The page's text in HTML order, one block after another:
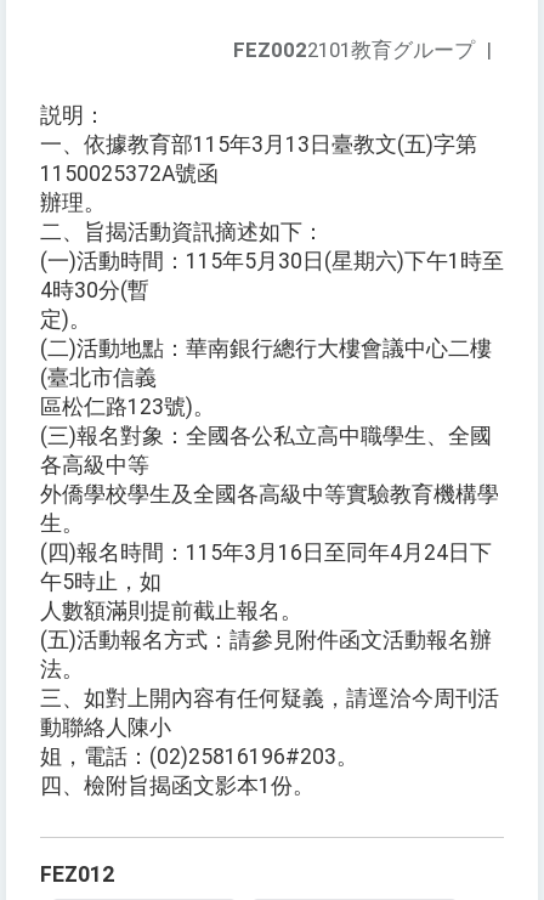
FEZ0022101教育グループ |
説明：
一、依據教育部115年3月13日臺教文(五)字第
1150025372A號函
辦理。
二、旨揭活動資訊摘述如下：
(一)活動時間：115年5月30日(星期六)下午1時至
4時30分(暫
定)。
(二)活動地點：華南銀行總行大樓會議中心二樓
(臺北市信義
區松仁路123號)。
(三)報名對象：全國各公私立高中職學生、全國
各高級中等
外僑學校學生及全國各高級中等實驗教育機構學
生。
(四)報名時間：115年3月16日至同年4月24日下
午5時止，如
人數額滿則提前截止報名。
(五)活動報名方式：請參見附件函文活動報名辦
法。
三、如對上開內容有任何疑義，請逕洽今周刊活
動聯絡人陳小
姐，電話：(02)25816196#203。
四、檢附旨揭函文影本1份。
FEZ012